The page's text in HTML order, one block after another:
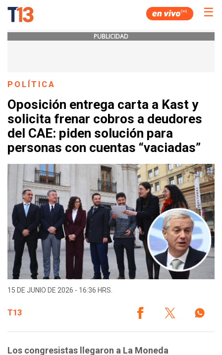
☰
PUBLICIDAD
POLÍTICA
Oposición entrega carta a Kast y
solicita frenar cobros a deudores
del CAE: piden solución para
personas con cuentas “vaciadas”
15 DE JUNIO DE 2026 - 16:36 HRS.
T13
Los congresistas llegaron a La Moneda